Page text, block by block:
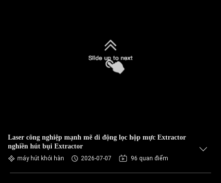
Laser công nghiệp mạnh mẽ di động lọc hộp mực Extractor
nghiền hút bụi Extractor
máy hút khói hàn 2026-07-07 96 quan điểm